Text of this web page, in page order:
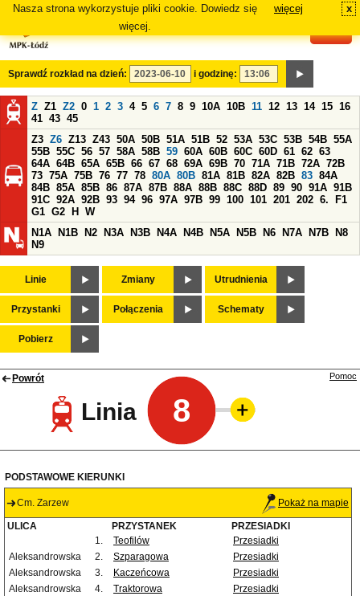
Nasza strona wykorzystuje pliki cookie. Dowiedz się
więcej.
więcej x
Sprawdź rozkład na dzień: i godzinę:
Z Z1 Z2 0 1 2 3 4 5 6 7 8 9 10A 10B 11 12 13 14 15 16
41 43 45
Z3 Z6 Z13 Z43 50A 50B 51A 51B 52 53A 53C 53B 54B 55A
55B 55C 56 57 58A 58B 59 60A 60B 60C 60D 61 62 63
64A 64B 65A 65B 66 67 68 69A 69B 70 71A 71B 72A 72B
73 75A 75B 76 77 78 80A 80B 81A 81B 82A 82B 83 84A
84B 85A 85B 86 87A 87B 88A 88B 88C 88D 89 90 91A 91B
91C 92A 92B 93 94 96 97A 97B 99 100 101 201 202 6.
F1
G1 G2 H
W
N1A
N1B N2 N3A N3B N4A N4B N5A N5B N6 N7A N7B
N8
N9
Linie Zmiany Utrudnienia
Przystanki Połączenia Schematy
Pobierz
Powrót
Linia 8
Pomoc
PODSTAWOWE KIERUNKI
Cm. Zarzew Pokaż na mapie
ULICA PRZYSTANEK
PRZESIADKI
1.
Teofilów
Przesiadki
Aleksandrowska
2. Szparagowa
Przesiadki
Aleksandrowska
3. Kaczeńcowa
Przesiadki
Aleksandrowska
4. Traktorowa
Przesiadki